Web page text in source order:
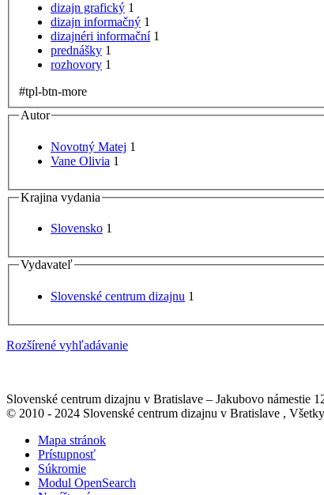
dizajn grafický 1
dizajn informačný 1
dizajnéri informační 1
prednášky 1
rozhovory 1
#tpl-btn-more
Autor
Novotný Matej 1
Vane Olivia 1
Krajina vydania
Slovensko 1
Vydavateľ
Slovenské centrum dizajnu 1
Rozšírené vyhľadávanie
Slovenské centrum dizajnu v Bratislave – Jakubovo námestie
© 2010 - 2024 Slovenské centrum dizajnu v Bratislave ,
Mapa stránok
Prístupnosť
Súkromie
Modul OpenSearch